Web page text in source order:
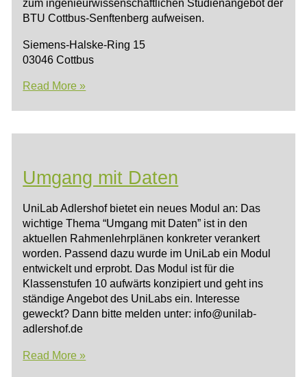
zum ingenieurwissenschaftlichen Studienangebot der
BTU Cottbus-Senftenberg aufweisen.
Siemens-Halske-Ring 15
03046 Cottbus
DLR_School_Lab
Read More »
Umgang mit Daten
UniLab Adlershof bietet ein neues Modul an: Das
wichtige Thema “Umgang mit Daten” ist in den
aktuellen Rahmenlehrplänen konkreter verankert
worden. Passend dazu wurde im UniLab ein Modul
entwickelt und erprobt. Das Modul ist für die
Klassenstufen 10 aufwärts konzipiert und geht ins
ständige Angebot des UniLabs ein. Interesse
geweckt? Dann bitte melden unter: info@unilab-
adlershof.de
Umgang
Read More »